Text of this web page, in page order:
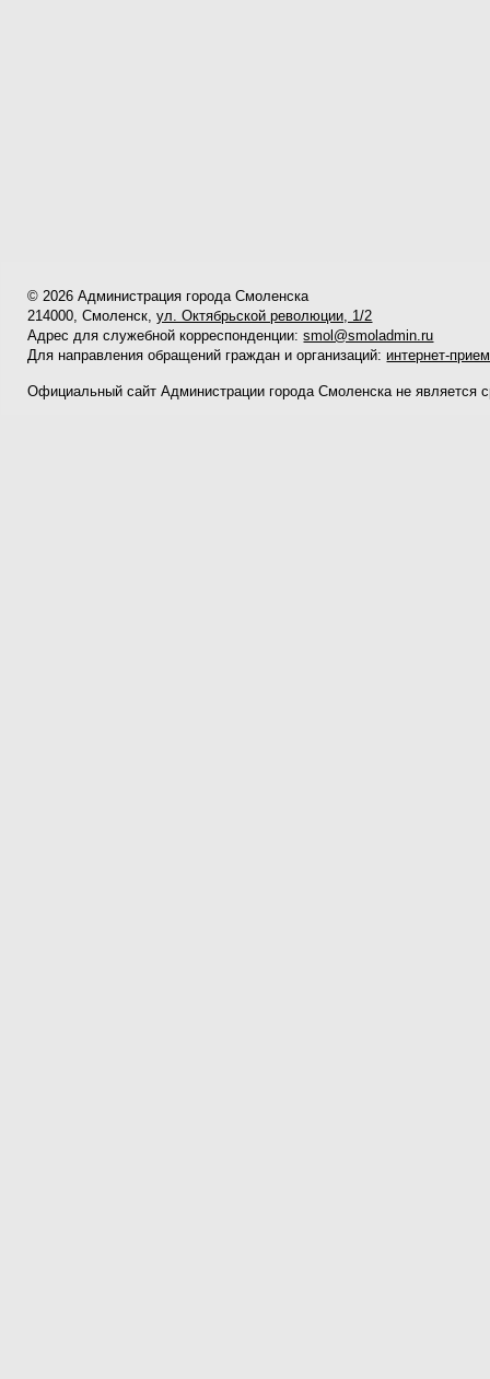
© 2026 Администрация города Смоленска
214000, Смоленск,ул. Октябрьской революции, 1/2
Адрес для служебной корреспонденции:smol@smoladmin.ru
Для направления обращений граждан и организаций: интернет-
Официальный сайт Администрации города Смоленска не является